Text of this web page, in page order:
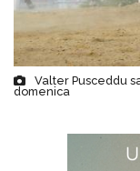
Valter Pusceddu
domenica